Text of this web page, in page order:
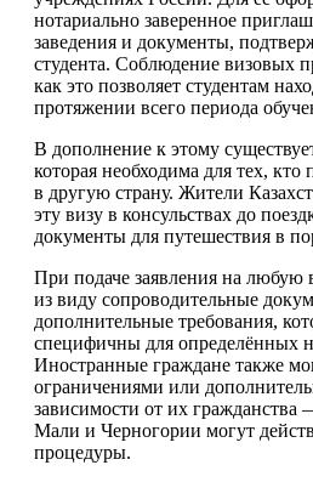
нотариально заверенное
заведения и документы,
студента. Соблюдение визовых
как это позволяет студентам
протяжении всего периода
В дополнение к этому
которая необходима для тех, кто
в другую страну. Жители
эту визу в консульствах до
документы для путешествия в
При подаче заявления на любую
из виду сопроводительные
дополнительные требования,
специфичны для определённых
Иностранные граждане также
ограничениями или
зависимости от их
Мали и Черногории могут
процедуры.